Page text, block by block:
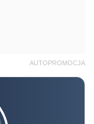
AUTOPROMOCJA